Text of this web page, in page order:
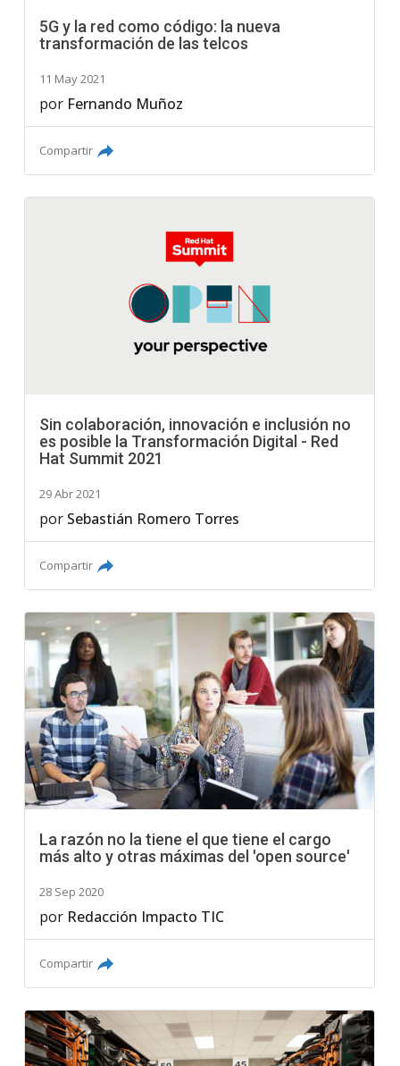
5G y la red como código: la nueva
transformación de las telcos
11 May 2021
por Fernando Muñoz
Compartir
Sin colaboración, innovación e inclusión no
es posible la Transformación Digital - Red
Hat Summit 2021
29 Abr 2021
por Sebastián Romero Torres
Compartir
La razón no la tiene el que tiene el cargo
más alto y otras máximas del 'open source'
28 Sep 2020
por Redacción Impacto TIC
Compartir